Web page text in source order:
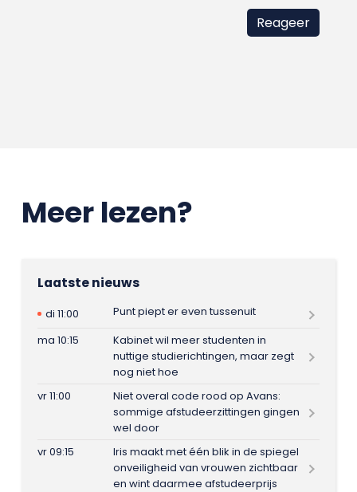
Meer lezen?
Laatste nieuws
di 11:00
Punt piept er even tussenuit
ma 10:15
Kabinet wil meer studenten in
nuttige studierichtingen, maar zegt
nog niet hoe
vr 11:00
Niet overal code rood op Avans:
sommige afstudeerzittingen gingen
wel door
vr 09:15
Iris maakt met één blik in de spiegel
onveiligheid van vrouwen zichtbaar
en wint daarmee afstudeerprijs